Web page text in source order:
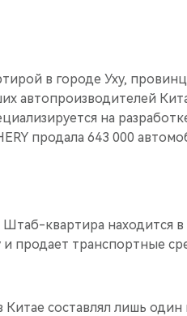
в городе Уху,
автопроизводителей
на
продала 643 000
квартира находится
продает транспортные
Китае составлял лишь